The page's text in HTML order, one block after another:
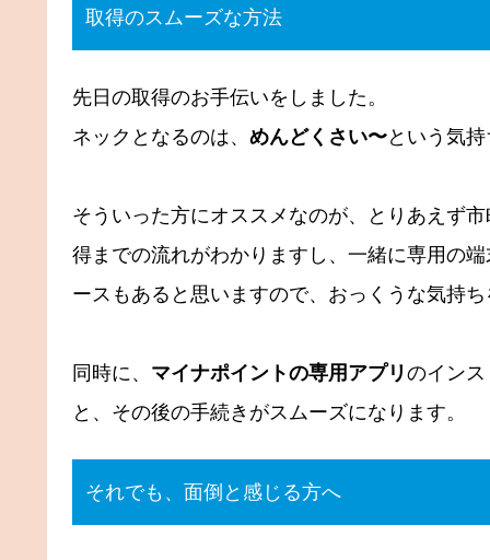
取得のスムーズな方法
先日の取得のお手伝いをしました。
ネックとなるのは、 めんどくさい〜という気
そういった方にオススメなのが、とりあえず
得までの流れがわかりますし、一緒に専用の
ースもあると思いますので、おっくうな気持
同時に、 マイナポイントの専用アプリ のイン
と、その後の手続きがスムーズになります。
それでも、面倒と感じる方へ